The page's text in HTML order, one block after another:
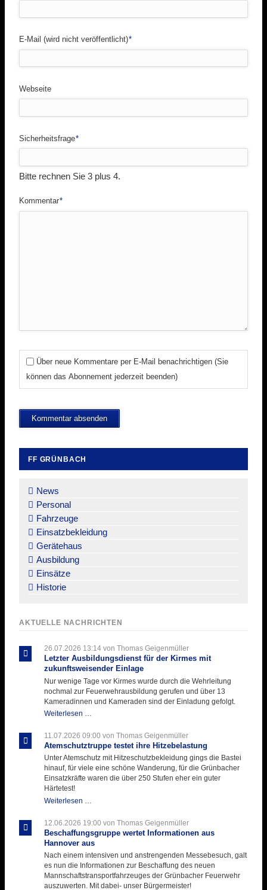
Pflichtfeld
E-Mail (wird nicht veröffentlicht)*
Webseite
Pflichtfeld
Sicherheitsfrage*
Bitte rechnen Sie 3 plus 4.
Pflichtfeld
Kommentar*
Über neue Kommentare per E-Mail benachrichtigen (Sie
können das Abonnement jederzeit beenden)
Kommentar absenden
FF GRÜNBACH
überspringen
News
Personal
Fahrzeuge
Einsatzbekleidung
Gerätehaus
Ausbildung
Einsätze
Historie
AKTUELLE NACHRICHTEN
26.07.2026 13:14von Thomas Geigenmüller
Letzter Ausbildungsdienst für der Kirmes mit
zukunftsweisender Einlage
Nur wenige Tage vor Kirmes wurde durch die Wehrleitung
nochmal zur Feuerwehrausbildung gerufen und über 13
Kameradinnen und Kameraden sind der Einladung gefolgt.
Weiterlesen …
für
der
Kirmes
mit
zukunftsweisender
11.07.2026 09:00 von Thomas Geigenmüller
Atemschutztruppe testet ihre Hitzebelastung
Unter Atemschutz mit Hitzeschutzbekleidung gings die Bastei
hinauf, für viele eine schöne Wanderung, für die Grünbacher
Einsatzkräfte waren die über 250 Stufen eher ein guter
Härtetest!
Weiterlesen …
ihre
Hitzebelastung
12.06.2026 19:00 von Thomas Geigenmüller
Beschaffungsgruppe wertet Informationen aus
Hannover aus
Nach einem intensiven und anstrengenden Messebesuch, galt
es nun die Informationen zur Beschaffung des neuen
Mannschaftstransportfahrzeuges der Grünbacher Feuerwehr
auszuwerten. Mit dabei- unser Bürgermeister!